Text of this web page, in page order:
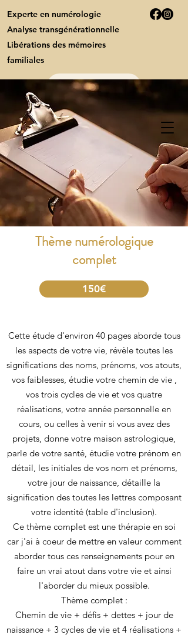
Experte en numérologie
Analyse transgénérationnelle
Libérations des mémoires
familiales
Contact
Syl'Numérologie
Prospérité
Thème numérologique
complet
150€
Cette étude d'environ 40 pages aborde tous
les aspects de votre vie, révèle toutes les
significations des noms, prénoms, vos atouts,
vos faiblesses, étudie votre chemin de vie ,
vos trois cycles de vie et vos quatre
réalisations, votre année personnelle en
cours, ou celles à venir si vous avez des
projets, donne votre maison astrologique,
parle de votre santé, étudie votre prénom en
détail, les initiales de vos nom et prénoms,
votre jour de naissance, détaille la
signification des toutes les lettres composant
votre identité (table d'inclusion).
Ce thème complet est une thérapie en soi
car j'ai à coeur de mettre en valeur comment
aborder tous ces renseignements pour en
faire un vrai atout dans votre vie et ainsi
l'aborder du mieux possible.
Thème complet :
Chemin de vie + défis + dettes + jour de
naissance + 3 cycles de vie et 4 réalisations +